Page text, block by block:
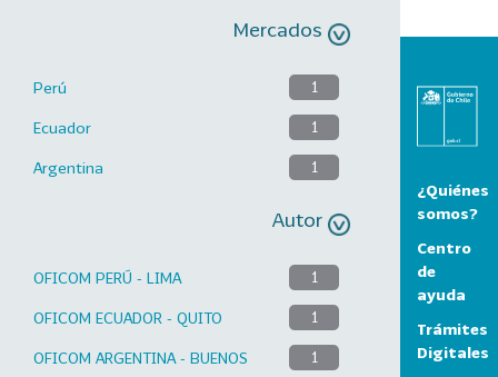
Mercados
Perú 1
Ecuador 1
Argentina 1
Autor
OFICOM PERÚ - LIMA 1
OFICOM ECUADOR - QUITO 1
OFICOM ARGENTINA - BUENOS
1
¿Quiénes
somos?
Centro
de
ayuda
Trámites
Digitales